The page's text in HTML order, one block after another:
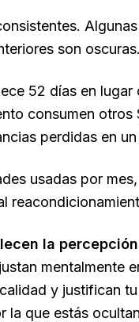
son
52 días en
consumen
perdidas en
usadas por
la
mentalmente
y justifican
la que estás